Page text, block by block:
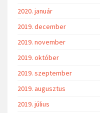
2020. január
2019. december
2019. november
2019. október
2019. szeptember
2019. augusztus
2019. július